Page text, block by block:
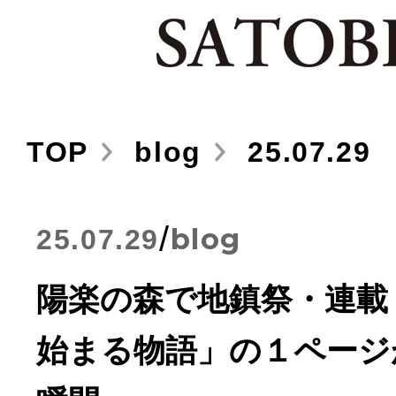
TOP blog 25.07.29
25.07.29/blog
陽楽の森で地鎮祭・連
始まる物語」の１ペー